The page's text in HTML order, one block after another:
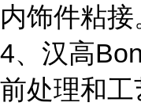
内饰件粘接
4、汉高
前处理和